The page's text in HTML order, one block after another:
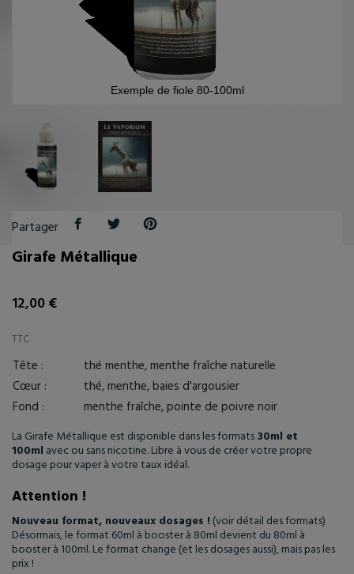
Exemple de fiole 80-100ml
Partager
Girafe Métallique
12,00 €
TTC
Tête :
thé menthe, menthe fraîche naturelle
Cœur :
thé, menthe, baies d'argousier
Fond :
menthe fraîche, pointe de poivre noir
La Girafe Métallique est disponible dans les formats30ml et
100ml avec ou sans nicotine. Libre à vous de créer votre propre
dosage pour vaper à votre taux idéal.
Attention !
Nouveau format, nouveaux dosages ! (voir détail des formats)
Désormais, le format 60ml à booster à 80ml devient du 80ml à
booster à 100ml. Le format change (et les dosages aussi), mais pas les
prix !